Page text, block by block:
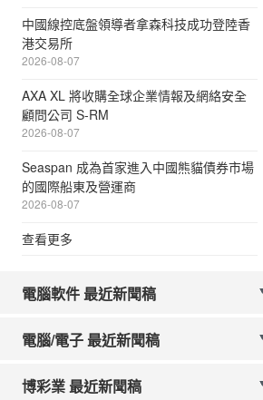
中國線控底盤領導者拿森科技成功登陸香
港交易所
2026-08-07
AXA XL 將收購全球企業情報及網絡安全
顧問公司 S-RM
2026-08-07
Seaspan 成為首家進入中國熊貓債券市場
的國際船東及營運商
2026-08-07
查看更多
電腦軟件 最近新聞稿
電腦/電子 最近新聞稿
博彩業 最近新聞稿